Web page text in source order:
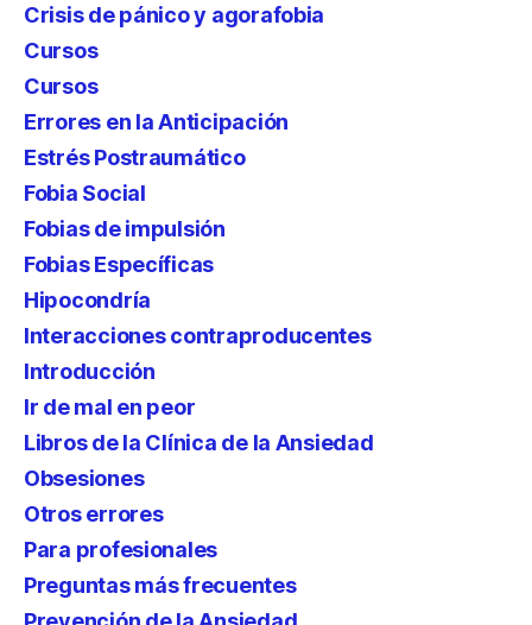
Crisis de pánico y agorafobia
Cursos
Cursos
Errores en la Anticipación
Estrés Postraumático
Fobia Social
Fobias de impulsión
Fobias Específicas
Hipocondría
Interacciones contraproducentes
Introducción
Ir de mal en peor
Libros de la Clínica de la Ansiedad
Obsesiones
Otros errores
Para profesionales
Preguntas más frecuentes